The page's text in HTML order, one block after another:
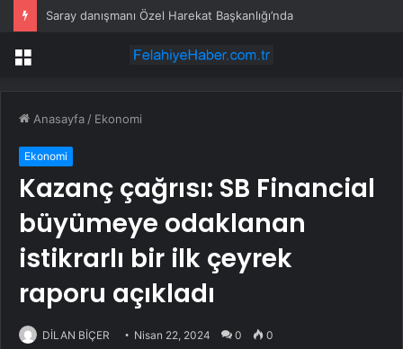
Saray danışmanı Özel Harekat Başkanlığı’nda
Menü
Anasayfa / Ekonomi
Ekonomi
Kazanç çağrısı: SB Financial
büyümeye odaklanan
istikrarlı bir ilk çeyrek
raporu açıkladı
DİLAN BİÇER Nisan 22, 2024 0 0